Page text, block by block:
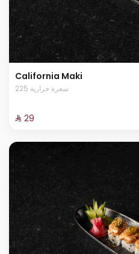
California Maki
225 سعرة حرارية
⁨⁦‪‬ 29⁩